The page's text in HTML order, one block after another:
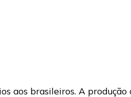
aos brasileiros. A